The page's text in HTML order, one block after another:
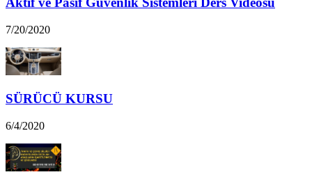
7/20/2020
SÜRÜCÜ KURSU
6/4/2020